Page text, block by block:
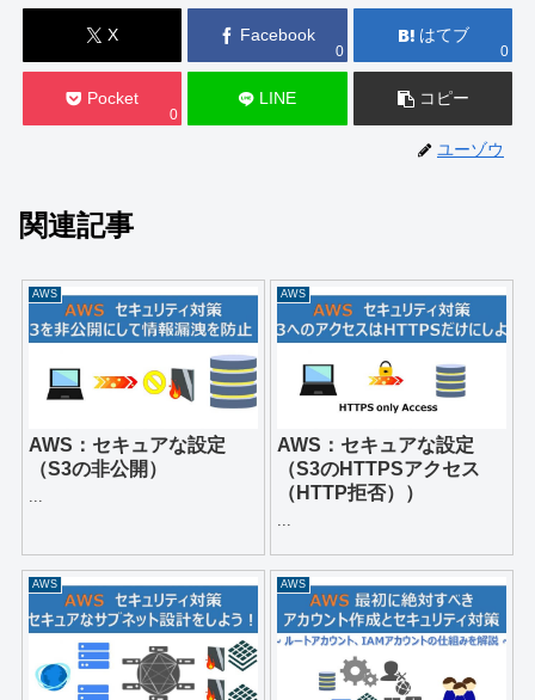
X Facebook
0
はてブ
0
Pocket
0
LINE コピー
ユーゾウ
関連記事
AWS
AWS：セキュアな設定
（S3の非公開）
AWS
AWS：セキュアな設定
（S3のHTTPSアクセス
（HTTP拒否））
AWS AWS